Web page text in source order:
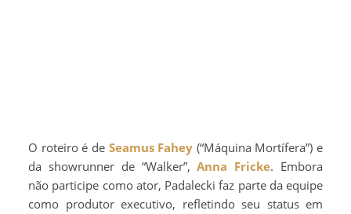
O roteiro é de Seamus Fahey (“Máquina Mortífera”) e
da showrunner de “Walker”,Anna Fricke. Embora
não participe como ator, Padalecki faz parte da equipe
como produtor executivo, refletindo seu status em